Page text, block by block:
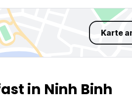
Karte
in Ninh Binh